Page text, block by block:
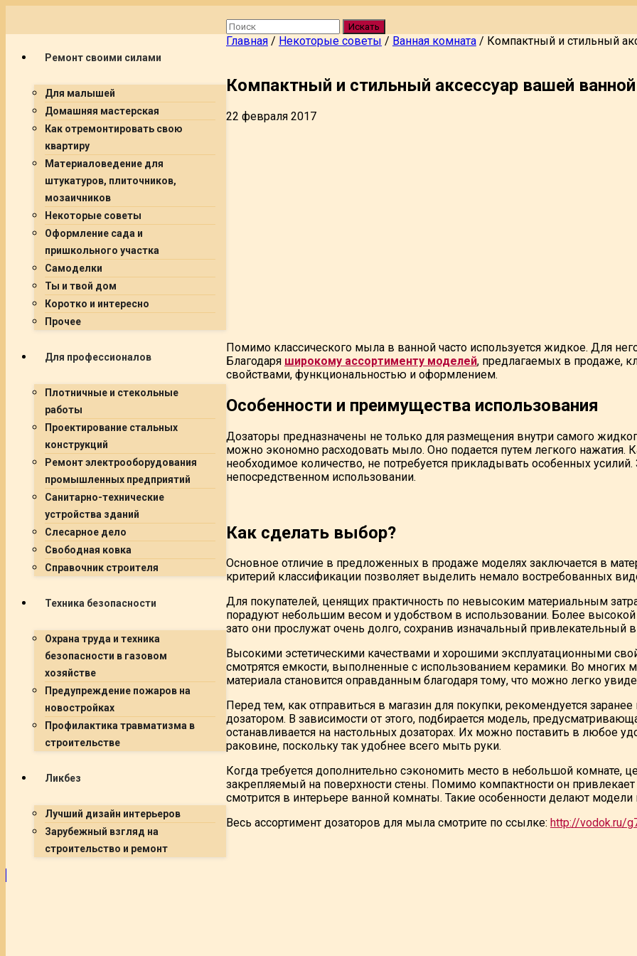
Ремонт своими силами
Для малышей
Домашняя мастерская
Как отремонтировать свою
квартиру
Материаловедение для
штукатуров, плиточников,
мозаичников
Некоторые советы
Оформление сада и
пришкольного участка
Самоделки
Ты и твой дом
Коротко и интересно
Прочее
Для профессионалов
Плотничные и стекольные
работы
Проектирование стальных
конструкций
Ремонт электрооборудования
промышленных предприятий
Санитарно-технические
устройства зданий
Слесарное дело
Свободная ковка
Справочник строителя
Техника безопасности
Охрана труда и техника
безопасности в газовом
хозяйстве
Предупреждение пожаров на
новостройках
Профилактика травматизма в
строительстве
Ликбез
Лучший дизайн интерьеров
Зарубежный взгляд на
строительство и ремонт
Искать
Главная / Некоторые советы / Ванная комната / Компактный и стильный
Компактный и стильный аксессуар вашей
22 февраля 2017
Помимо классического мыла в ванной часто используется жидкое. Для
Благодаря широкому ассортименту моделей, предлагаемых в продаже,
свойствами, функциональностью и оформлением.
Особенности и преимущества использования
Дозаторы предназначены не только для размещения внутри самого
можно экономно расходовать мыло. Оно подается путем легкого
необходимое количество, не потребуется прикладывать особенных
непосредственном использовании.
Как сделать выбор?
Основное отличие в предложенных в продаже моделях заключается в
критерий классификации позволяет выделить немало востребованных
Для покупателей, ценящих практичность по невысоким материальным
порадуют небольшим весом и удобством в использовании. Более
зато они прослужат очень долго, сохранив изначальный привлекательный
Высокими эстетическими качествами и хорошими эксплуатационными
смотрятся емкости, выполненные с использованием керамики. Во многих
материала становится оправданным благодаря тому, что можно легко
Перед тем, как отправиться в магазин для покупки, рекомендуется
дозатором. В зависимости от этого, подбирается модель,
останавливается на настольных дозаторах. Их можно поставить в любое
раковине, поскольку так удобнее всего мыть руки.
Когда требуется дополнительно сэкономить место в небольшой комнате,
закрепляемый на поверхности стены. Помимо компактности он
смотрится в интерьере ванной комнаты. Такие особенности делают
Весь ассортимент дозаторов для мыла смотрите по ссылке: http://vodok.ru/